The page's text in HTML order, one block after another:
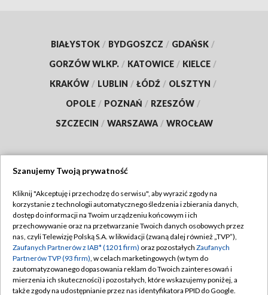
BIAŁYSTOK / BYDGOSZCZ / GDAŃSK /
GORZÓW WLKP. / KATOWICE / KIELCE /
KRAKÓW / LUBLIN / ŁÓDŹ / OLSZTYN /
OPOLE / POZNAŃ / RZESZÓW /
SZCZECIN / WARSZAWA / WROCŁAW
TVP
Abonament TVP
Emisja w TVP
Centrum informacji TVP
Naziemna Telewizja Cyfrowa
Regulamin TVP
Polityka prywatności
Moje zgody
Pomoc
Szanujemy Twoją prywatność
Kliknij "Akceptuję i przechodzę do serwisu", aby wyrazić zgody na
korzystanie z technologii automatycznego śledzenia i zbierania danych,
dostęp do informacji na Twoim urządzeniu końcowym i ich
przechowywanie oraz na przetwarzanie Twoich danych osobowych przez
nas, czyli Telewizję Polską S.A. w likwidacji (zwaną dalej również „TVP”),
Zaufanych Partnerów z IAB* (1201 firm) oraz pozostałych Zaufanych
Partnerów TVP (93 firm), w celach marketingowych (w tym do
zautomatyzowanego dopasowania reklam do Twoich zainteresowań i
mierzenia ich skuteczności) i pozostałych, które wskazujemy poniżej, a
także zgody na udostępnianie przez nas identyfikatora PPID do Google.